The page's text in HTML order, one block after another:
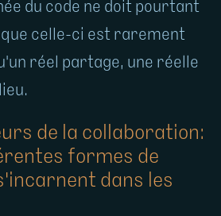
du code ne doit pourtant
celle-ci est rarement
réel partage, une réelle
de la collaboration:
formes de
dans les